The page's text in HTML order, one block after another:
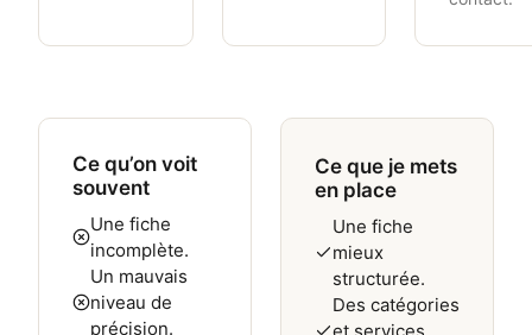
Ce qu’on voit
souvent
Une fiche
incomplète.
Un mauvais
niveau de
précision.
Ce que je mets
en place
Une fiche
mieux
structurée.
Des catégories
et services